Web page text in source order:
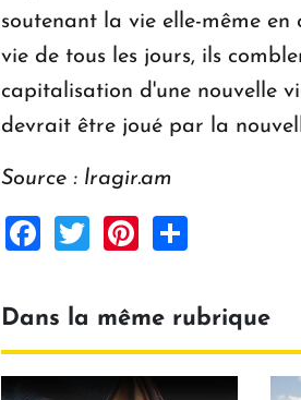
soutenant la vie elle-même
vie de tous les jours, ils
capitalisation d'une nouvelle
devrait être joué par la
Source : lragir.am
Facebook
TwitterPinterest
Dans la même rubrique